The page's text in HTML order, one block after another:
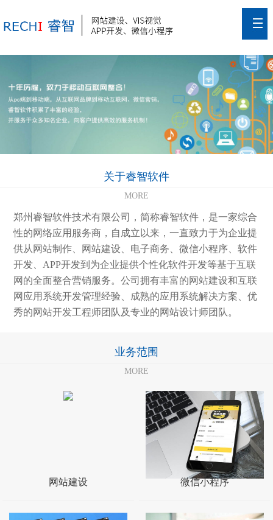
关于睿智软件
MORE
郑州睿智软件技术有限公司，简称睿智软件，是一家综合
性的网络应用服务商，自成立以来，一直致力于为企业提
供从网站制作、网站建设、电子商务、微信小程序、软件
开发、APP开发到为企业提供个性化软件开发等基于互联
网的全面整合营销服务。公司拥有丰富的网站建设和互联
网应用系统开发管理经验、成熟的应用系统解决方案、优
秀的网站开发工程师团队及专业的网站设计师团队。
业务范围
MORE
网站建设 微信小程序